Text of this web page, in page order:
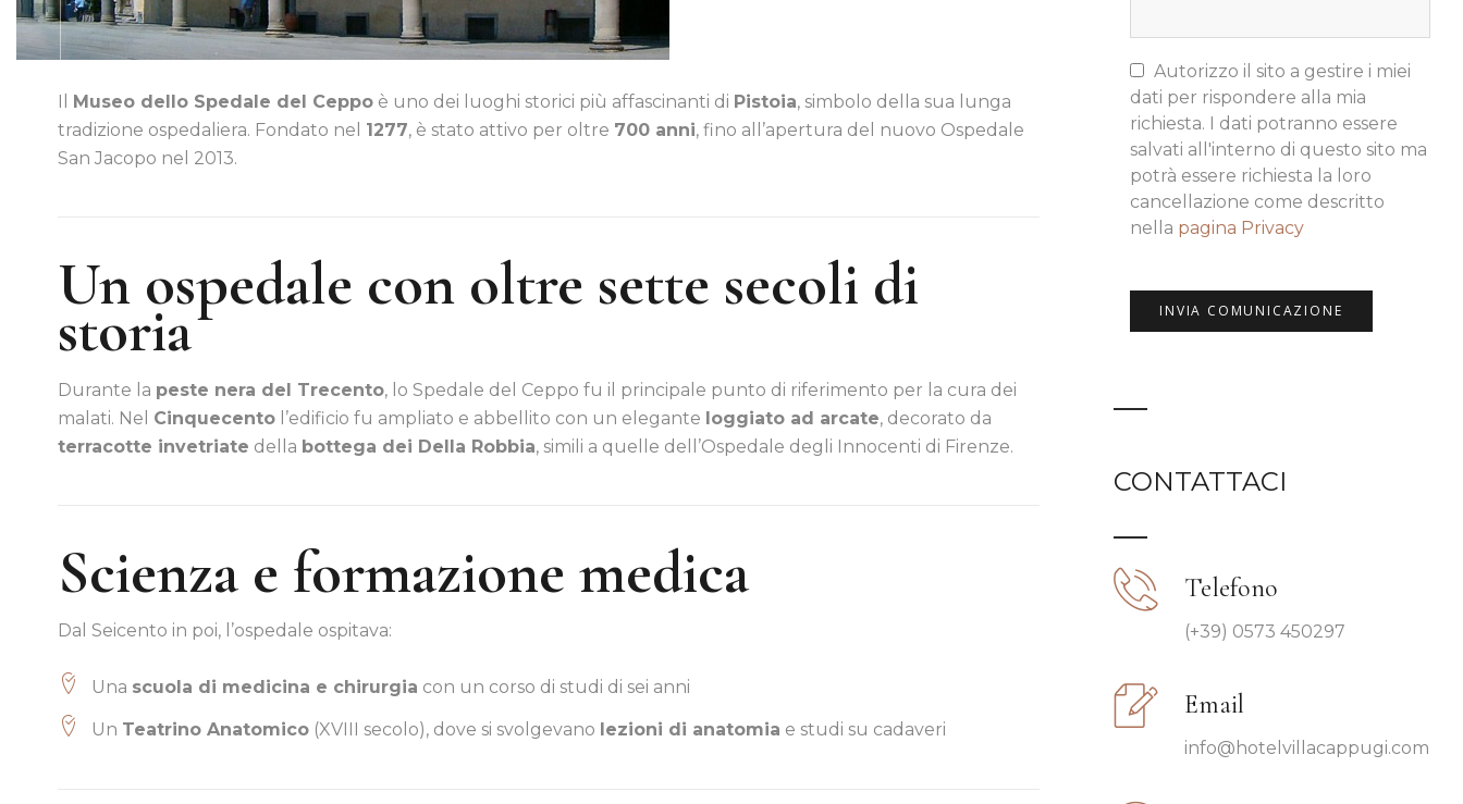
Il Museo dello Spedale del Ceppo è uno dei luoghi storici più affascinanti di Pistoia, simbolo della sua lunga
tradizione ospedaliera. Fondato nel 1277, è stato attivo per oltre 700 anni, fino all’apertura del nuovo Ospedale
San Jacopo nel 2013.
Un ospedale con oltre sette secoli di
storia
Durante la peste nera del Trecento, lo Spedale del Ceppo fu il principale punto di riferimento per la cura dei
malati. Nel Cinquecento l’edificio fu ampliato e abbellito con un elegante loggiato ad arcate, decorato da
terracotte invetriate della bottega dei Della Robbia, simili a quelle dell’Ospedale degli Innocenti di Firenze.
Scienza e formazione medica
Dal Seicento in poi, l’ospedale ospitava:
Una scuola di medicina e chirurgia con un corso di studi di sei anni
Un Teatrino Anatomico (XVIII secolo), dove si svolgevano lezioni di anatomia e studi su cadaveri
Autorizzo il sito a gestire i miei
dati per rispondere alla mia
richiesta. I dati potranno essere
salvati all'interno di questo sito ma
potrà essere richiesta la loro
cancellazione come descritto
nella pagina Privacy
CONTATTACI
Telefono
(+39) 0573 450297
Email
info@hotelvillacappugi.com